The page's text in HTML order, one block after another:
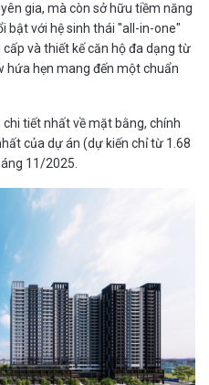
gia, mà còn sở hữu tiềm năng
bật với hệ sinh thái "all-in-one"
và thiết kế căn hộ đa dạng từ
hứa hẹn mang đến một chuẩn
tiết nhất về mặt bằng, chính
của dự án (dự kiến chỉ từ 1.68
11/2025.